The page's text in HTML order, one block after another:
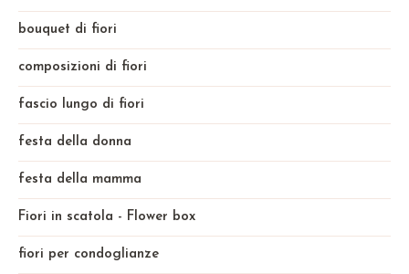
bouquet di fiori
composizioni di fiori
fascio lungo di fiori
festa della donna
festa della mamma
Fiori in scatola - Flower box
fiori per condoglianze